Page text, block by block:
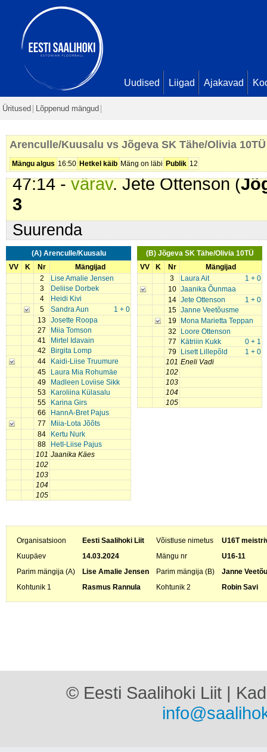
Uudised Liigad Ajakavad
Üritused Lõppenud mängud
Arenculle/Kuusalu vs Jõgeva SK Tähe/Olivia 10TÜ
Mängu algus 16:50 Hetkel käib Mäng on läbi Publik 12
18:02 -
värav
2
24:24 -karistus (201 - Kepilöök)
Arenculle/Kuusalu). 2 min
37:22 -karistus (207 -
40:03 -karistus (210 -
2 min
47:14 -värav. Jete Ottenson (
3
Suurenda
(A) Arenculle/Kuusalu
VV
K Nr
Mängijad
2
Lise Amalie Jensen
3
Deliise Dorbek
4
Heidi Kivi
5
1 + 0
Sandra Aun
13 Josette Roopa
27
Miia Tomson
41
Mirtel Idavain
42
Birgita Lomp
44
Kaidi-Liise Truumure
45
Laura Mia Rohumäe
49
Madleen Loviise Sikk
53
Karoliina Külasalu
55
Karina Girs
66
HannA-Bret Pajus
77
Miia-Lota Jõõts
84
Kertu Nurk
88
HetI-Liise Pajus
101 Jaanika Käes
102
103
104
105
(B) Jõgeva SK Tähe/Olivia 10TÜ
VV
K Nr
Mängijad
3
1 + 0
Laura Ait
10 Jaanika Õunmaa
14
1 + 0
Jete Ottenson
15 Janne Veetõusme
19
Mona Marietta Teppan
32
Loore Ottenson
77
0 + 1
Kätriiin Kukk
79
1 + 0
Lisett Lillepõld
101 Eneli Vadi
102
103
104
105
Organisatsioon Eesti Saalihoki Liit Võistluse nimetus
U16T
Kuupäev
14.03.2024 Mängu nr
U16-11
Parim mängija (A)
Lise Amalie Jensen Parim mängija (B)
Janne
Kohtunik 1
Rasmus Rannula Kohtunik 2 Robin Savi
© Eesti Saalihoki Liit |